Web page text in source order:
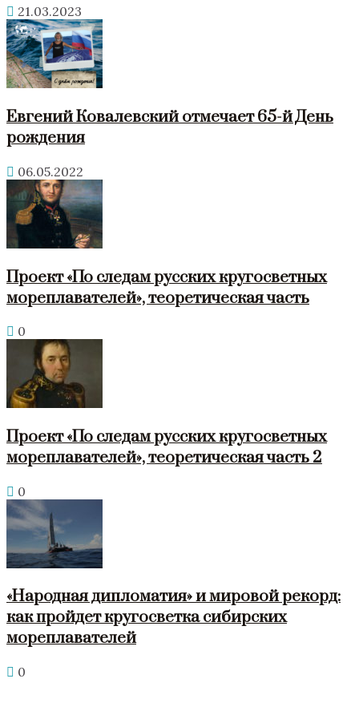
21.03.2023
Евгений Ковалевский отмечает 65-й День
рождения
06.05.2022
Проект «По следам русских кругосветных
мореплавателей», теоретическая часть
0
Проект «По следам русских кругосветных
мореплавателей», теоретическая часть 2
0
«Народная дипломатия» и мировой рекорд:
как пройдет кругосветка сибирских
мореплавателей
0